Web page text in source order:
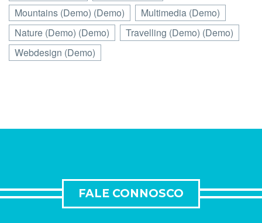
Mountains (Demo) (Demo)
Multimedia (Demo)
Nature (Demo) (Demo)
Travelling (Demo) (Demo)
Webdesign (Demo)
FALE CONNOSCO